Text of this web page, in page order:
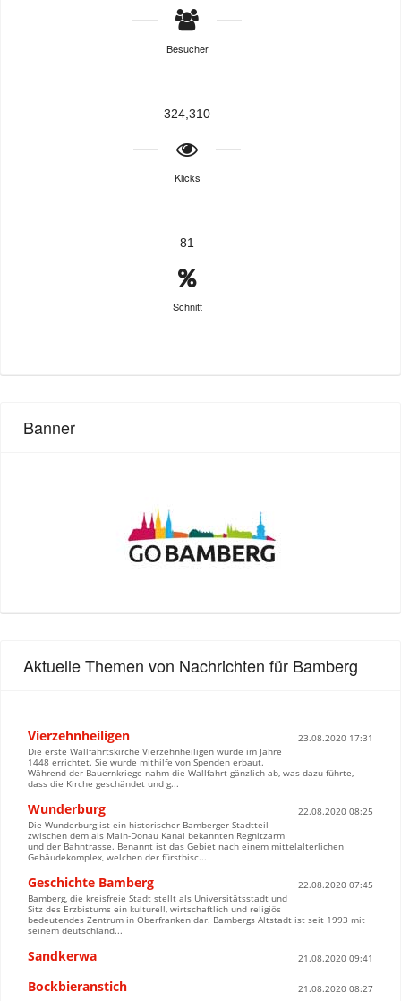
Besucher
324,310
Klicks
81
Schnitt
Banner
Aktuelle Themen von Nachrichten für Bamberg
Vierzehnheiligen
23.08.2020 17:31
Die erste Wallfahrtskirche Vierzehnheiligen wurde im Jahre
1448 errichtet. Sie wurde mithilfe von Spenden erbaut.
Während der Bauernkriege nahm die Wallfahrt gänzlich ab, was dazu führte,
dass die Kirche geschändet und g...
Wunderburg
22.08.2020 08:25
Die Wunderburg ist ein historischer Bamberger Stadtteil
zwischen dem als Main-Donau Kanal bekannten Regnitzarm
und der Bahntrasse. Benannt ist das Gebiet nach einem mittelalterlichen
Gebäudekomplex, welchen der fürstbisc...
Geschichte Bamberg
22.08.2020 07:45
Bamberg, die kreisfreie Stadt stellt als Universitätsstadt und
Sitz des Erzbistums ein kulturell, wirtschaftlich und religiös
bedeutendes Zentrum in Oberfranken dar. Bambergs Altstadt ist seit 1993 mit
seinem deutschland...
Sandkerwa 21.08.2020 09:41
Bockbieranstich 21.08.2020 08:27